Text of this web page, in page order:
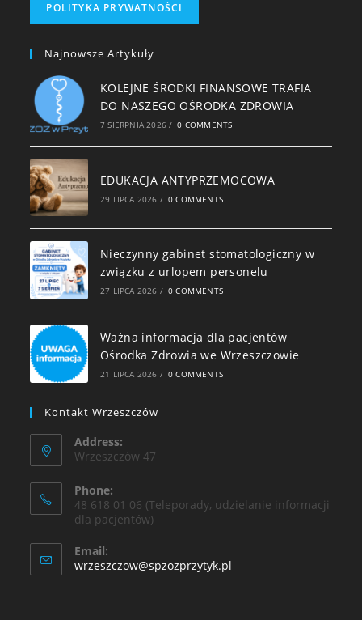
POLITYKA PRYWATNOŚCI
Najnowsze Artykuły
KOLEJNE ŚRODKI FINANSOWE TRAFIA
DO NASZEGO OŚRODKA ZDROWIA
7 SIERPNIA 2026 / 0 COMMENTS
EDUKACJA ANTYPRZEMOCOWA
29 LIPCA 2026 / 0 COMMENTS
Nieczynny gabinet stomatologiczny w
związku z urlopem personelu
27 LIPCA 2026 / 0 COMMENTS
Ważna informacja dla pacjentów
Ośrodka Zdrowia we Wrzeszczowie
21 LIPCA 2026 / 0 COMMENTS
Kontakt Wrzeszczów
Address:
Wrzeszczów 47
Phone:
48 618 01 06 (Teleporady, udzielanie informacji
dla pacjentów)
Email:
wrzeszczow@spzozprzytyk.pl